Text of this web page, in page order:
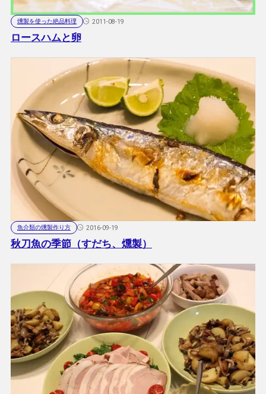
燻製を使った絶品料理 2011-08-19
ロースハムと卵
魚介類の燻製作り方 2016-09-19
秋刀魚の季節（すだち、燻製）